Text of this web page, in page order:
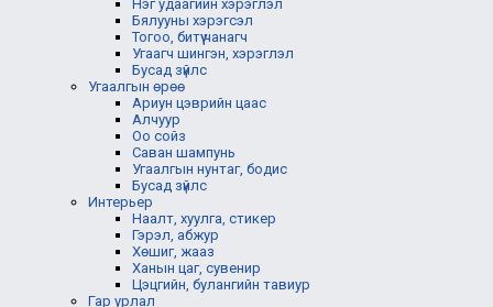
Нэг удаагийн хэрэглэл
Бялууны хэрэгсэл
Тогоо, битүү чанагч
Угаагч шингэн, хэрэглэл
Бусад зүйлс
Угаалгын өрөө
Ариун цэврийн цаас
Алчуур
Оо сойз
Саван шампунь
Угаалгын нунтаг, бодис
Бусад зүйлс
Интерьер
Наалт, хуулга, стикер
Гэрэл, абжур
Хөшиг, жааз
Ханын цаг, сувенир
Цэцгийн, булангийн тавиур
Гар урлал